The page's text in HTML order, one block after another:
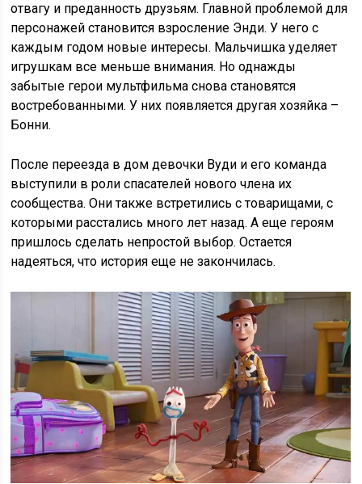
отвагу и преданность друзьям. Главной проблемой для
персонажей становится взросление Энди. У него с
каждым годом новые интересы. Мальчишка уделяет
игрушкам все меньше внимания. Но однажды
забытые герои мультфильма снова становятся
востребованными. У них появляется другая хозяйка –
Бонни.
После переезда в дом девочки Вуди и его команда
выступили в роли спасателей нового члена их
сообщества. Они также встретились с товарищами, с
которыми расстались много лет назад. А еще героям
пришлось сделать непростой выбор. Остается
надеяться, что история еще не закончилась.